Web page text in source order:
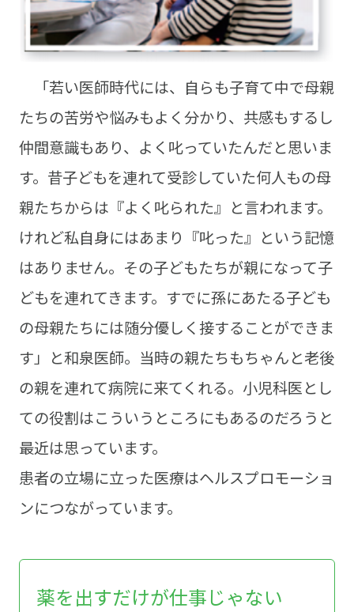
「若い医師時代には、自らも子育て中で母親
たちの苦労や悩みもよく分かり、共感もするし
仲間意識もあり、よく叱っていたんだと思いま
す。昔子どもを連れて受診していた何人もの母
親たちからは『よく叱られた』と言われます。
けれど私自身にはあまり『叱った』という記憶
はありません。その子どもたちが親になって子
どもを連れてきます。すでに孫にあたる子ども
の母親たちには随分優しく接することができま
す」と和泉医師。当時の親たちもちゃんと老後
の親を連れて病院に来てくれる。小児科医とし
ての役割はこういうところにもあるのだろうと
最近は思っています。
患者の立場に立った医療はヘルスプロモーショ
ンにつながっています。
薬を出すだけが仕事じゃない